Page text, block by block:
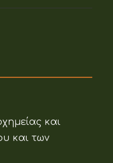
και
και των